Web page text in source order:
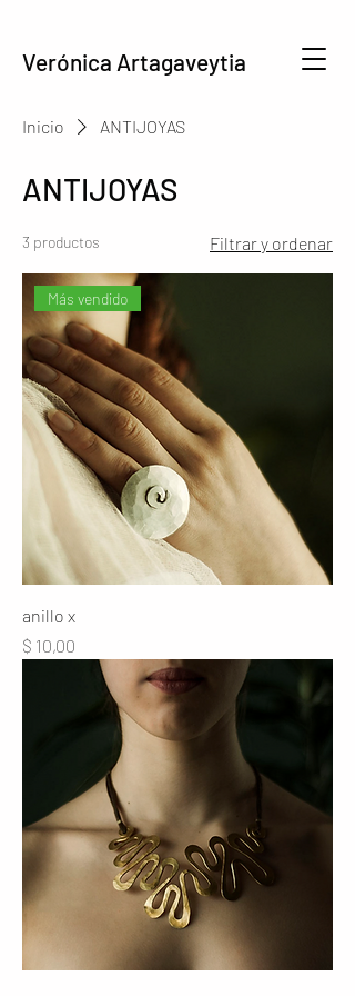
Verónica Artagaveytia
Inicio ANTIJOYAS
ANTIJOYAS
3 productos Filtrar y ordenar
Más vendido
anillo x
Precio
$ 10,00